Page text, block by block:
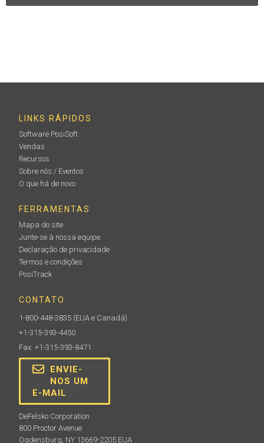
LINKS RÁPIDOS
Software PosiSoft
Vendas
Recursos
Sobre nós / Eventos
O que há de novo
FERRAMENTAS
Mapa do site
Junte-se à nossa equipe
Declaração de privacidade
Termos e condições
PosiTrack
CONTATO
1-800-448-3835 (EUA e Canadá)
+1-315-393-4450
Fax: +1-315-393-8471
ENVIE-
NOS UM
E-MAIL
DeFelsko Corporation
800 Proctor Avenue
Ogdensburg, NY 13669-2205 EUA